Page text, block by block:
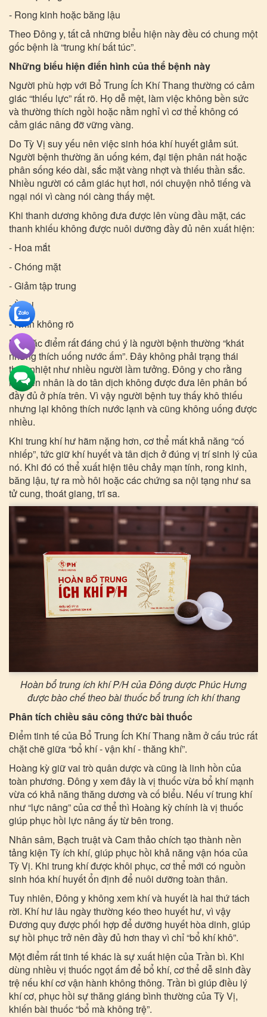
- Rong kinh hoặc băng lậu
Theo Đông y, tất cả những biểu hiện này đều có chung một
gốc bệnh là “trung khí bất túc”.
Những biểu hiện điển hình của thể bệnh này
Người phù hợp với Bổ Trung Ích Khí Thang thường có cảm
giác “thiếu lực” rất rõ. Họ dễ mệt, làm việc không bền sức
và thường thích ngồi hoặc nằm nghỉ vì cơ thể không có
cảm giác nâng đỡ vững vàng.
Do Tỳ Vị suy yếu nên việc sinh hóa khí huyết giảm sút.
Người bệnh thường ăn uống kém, đại tiện phân nát hoặc
phân sống kéo dài, sắc mặt vàng nhợt và thiếu thần sắc.
Nhiều người có cảm giác hụt hơi, nói chuyện nhỏ tiếng và
ngại nói vì càng nói càng thấy mệt.
Khi thanh dương không đưa được lên vùng đầu mặt, các
thanh khiếu không được nuôi dưỡng đầy đủ nên xuất hiện:
- Hoa mắt
- Chóng mặt
- Giảm tập trung
- Ù tai
- Nhìn không rõ
Một đặc điểm rất đáng chú ý là người bệnh thường “khát
nhưng thích uống nước ấm”. Đây không phải trạng thái
thực nhiệt như nhiều người lầm tưởng. Đông y cho rằng
nguyên nhân là do tân dịch không được đưa lên phân bố
đầy đủ ở phía trên. Vì vậy người bệnh tuy thấy khô thiếu
nhưng lại không thích nước lạnh và cũng không uống được
nhiều.
Khi trung khí hư hãm nặng hơn, cơ thể mất khả năng “cố
nhiếp”, tức giữ khí huyết và tân dịch ở đúng vị trí sinh lý của
nó. Khi đó có thể xuất hiện tiêu chảy mạn tính, rong kinh,
băng lậu, tự ra mồ hôi hoặc các chứng sa nội tạng như sa
tử cung, thoát giang, trĩ sa.
Hoàn bổ trung ích khí P/H của Đông dược Phúc Hưng
được bào chế theo bài thuốc bổ trung ích khí thang
Phân tích chiều sâu công thức bài thuốc
Điểm tinh tế của Bổ Trung Ích Khí Thang nằm ở cấu trúc rất
chặt chẽ giữa “bổ khí - vận khí - thăng khí”.
Hoàng kỳ giữ vai trò quân dược và cũng là linh hồn của
toàn phương. Đông y xem đây là vị thuốc vừa bổ khí mạnh
vừa có khả năng thăng dương và cố biểu. Nếu ví trung khí
như “lực nâng” của cơ thể thì Hoàng kỳ chính là vị thuốc
giúp phục hồi lực nâng ấy từ bên trong.
Nhân sâm, Bạch truật và Cam thảo chích tạo thành nền
tảng kiện Tỳ ích khí, giúp phục hồi khả năng vận hóa của
Tỳ Vị. Khi trung khí được khôi phục, cơ thể mới có nguồn
sinh hóa khí huyết ổn định để nuôi dưỡng toàn thân.
Tuy nhiên, Đông y không xem khí và huyết là hai thứ tách
rời. Khí hư lâu ngày thường kéo theo huyết hư, vì vậy
Đương quy được phối hợp để dưỡng huyết hòa dinh, giúp
sự hồi phục trở nên đầy đủ hơn thay vì chỉ “bổ khí khô”.
Một điểm rất tinh tế khác là sự xuất hiện của Trần bì. Khi
dùng nhiều vị thuốc ngọt ấm để bổ khí, cơ thể dễ sinh đầy
trệ nếu khí cơ vận hành không thông. Trần bì giúp điều lý
khí cơ, phục hồi sự thăng giáng bình thường của Tỳ Vị,
khiến bài thuốc “bổ mà không trệ”.